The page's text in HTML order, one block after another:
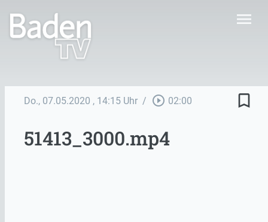
menu
Do., 07.05.2020 , 14:15 Uhr / play_circle_outline 02:00 bookmark_border
51413_3000.mp4